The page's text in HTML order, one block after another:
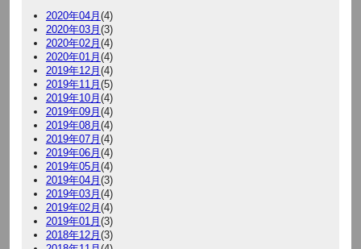
2020年04月 (4)
2020年03月 (3)
2020年02月 (4)
2020年01月 (4)
2019年12月 (4)
2019年11月 (5)
2019年10月 (4)
2019年09月 (4)
2019年08月 (4)
2019年07月 (4)
2019年06月 (4)
2019年05月 (4)
2019年04月 (3)
2019年03月 (4)
2019年02月 (4)
2019年01月 (3)
2018年12月 (3)